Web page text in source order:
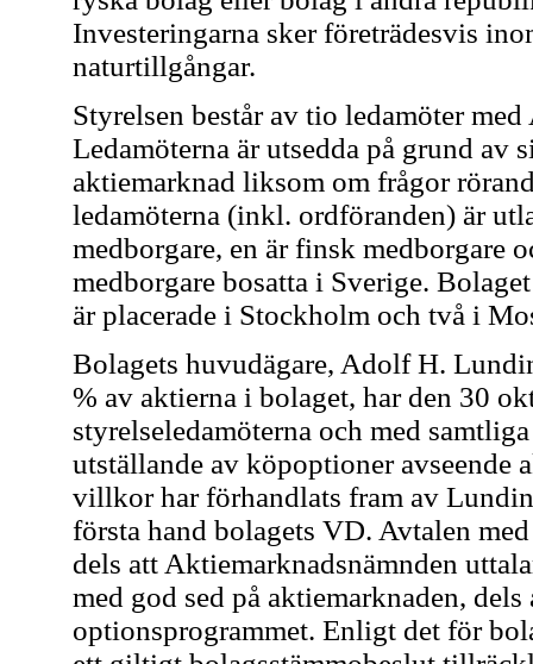
Investeringarna sker företrädesvis
naturtillgångar.
Styrelsen består av tio ledamöter
Ledamöterna är utsedda på grund av
aktiemarknad liksom om frågor
ledamöterna (inkl. ordföranden) är
medborgare, en är finsk medborgare
medborgare bosatta i Sverige.
är placerade i Stockholm och två i
Bolagets huvudägare, Adolf H.
% av aktierna i bolaget, har den 30
styrelseledamöterna och med
utställande av köpoptioner avseende
villkor har förhandlats fram av
första hand bolagets VD. Avtalen
dels att Aktiemarknadsnämnden
med god sed på aktiemarknaden,
optionsprogrammet. Enligt det för